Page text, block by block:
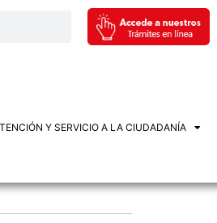
Y SERVICIO A LA CIUDADANÍA